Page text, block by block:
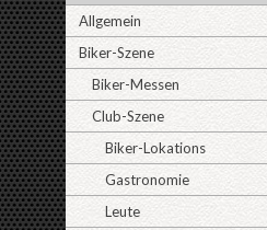
Allgemein
Biker-Szene
Biker-Messen
Club-Szene
Biker-Lokations
Gastronomie
Leute